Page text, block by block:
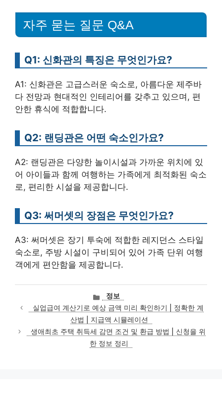
자주 묻는 질문 Q&A
Q1: 신화관의 특징은 무엇인가요?
A1: 신화관은 고급스러운 숙소로, 아름다운 제주바
다 전망과 현대적인 인테리어를 갖추고 있으며, 편
안한 휴식에 적합합니다.
Q2: 랜딩관은 어떤 숙소인가요?
A2: 랜딩관은 다양한 놀이시설과 가까운 위치에 있
어 아이들과 함께 여행하는 가족에게 최적화된 숙소
로, 편리한 시설을 제공합니다.
Q3: 써머셋의 장점은 무엇인가요?
A3: 써머셋은 장기 투숙에 적합한 레지던스 스타일
숙소로, 주방 시설이 구비되어 있어 가족 단위 여행
객에게 편안함을 제공합니다.
카
테
고
리
정보
실업급여 계산기로 예상 금액 미리 확인하기 | 정확한 계
산법 | 지급액 시뮬레이션
생애최초 주택 취득세 감면 조건 및 환급 방법 | 신청을 위
한 정보 정리